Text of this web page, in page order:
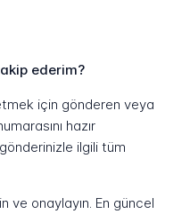
ederim?
için gönderen veya
hazır
ilgili tüm
ve onaylayın. En güncel